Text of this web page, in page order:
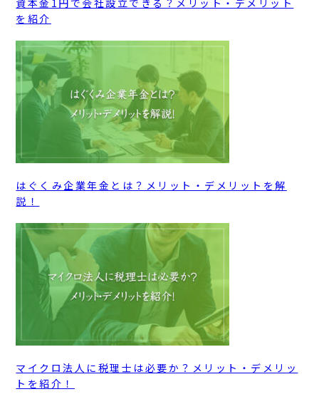
を紹介
はぐくみ企業年金とは？メリット・デメリットを解
説！
マイクロ法人に税理士は必要か？メリット・デメリッ
トを紹介！